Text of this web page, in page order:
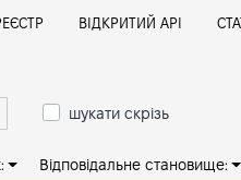
ВІДКРИТИЙ АРІ
шукати скрізь
Відповідальне становище: